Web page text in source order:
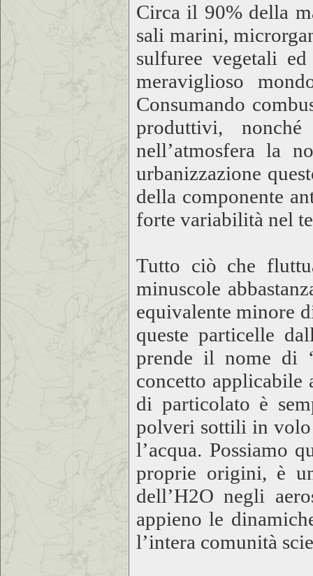
Circa il 90% della
sali marini,
sulfuree vegetali
meraviglioso
Consumando
produttivi,
nell’atmosfera la
urbanizzazione
della componente
forte variabilità nel
Tutto ciò che
minuscole
equivalente minore
queste particelle
prende il nome di
concetto
di particolato è
polveri sottili in volo
l’acqua. Possiamo
proprie origini, è
dell’H2O negli
appieno le
l’intera comunità